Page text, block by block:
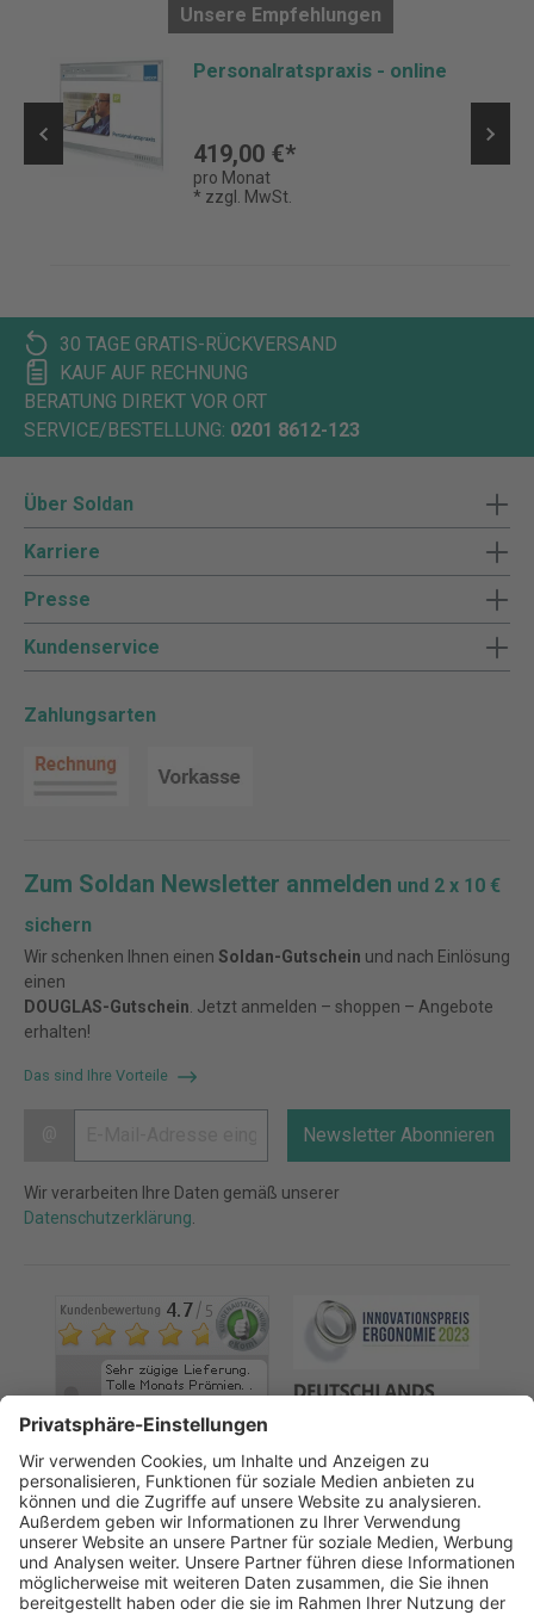
Unsere Empfehlungen
Personalratspraxis - online
419,00 €*
pro Monat
* zzgl. MwSt.
30 TAGE GRATIS-RÜCKVERSAND
KAUF AUF RECHNUNG
BERATUNG DIREKT VOR ORT
SERVICE/BESTELLUNG: 0201 8612-123
Über Soldan
Karriere
Presse
Kundenservice
Zahlungsarten
Zum Soldan Newsletter anmelden und 2 x 10 €
sichern
Wir schenken Ihnen einen Soldan-Gutschein und nach Einlösung
einen
DOUGLAS-Gutschein. Jetzt anmelden – shoppen – Angebote
erhalten!
Das sind Ihre Vorteile
Newsletter Abonnieren
Wir verarbeiten Ihre Daten gemäß unserer
Datenschutzerklärung.